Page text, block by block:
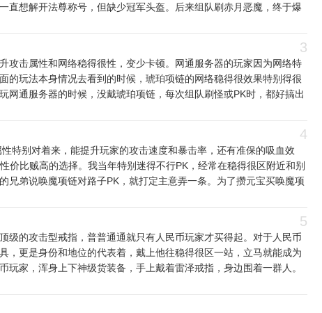
直想解开法尊称号，但缺少冠军头盔。后来组队刷赤月恶魔，终于爆
3
攻击属性和网络稳得很性，变少卡顿。网通服务器的玩家因为网络特
的玩法本身情况去看到的时候，琥珀项链的网络稳得很效果特别得很
网通服务器的时候，没戴琥珀项链，每次组队刷怪或PK时，都好搞出
4
特别对着来，能提升玩家的攻击速度和暴击率，还有准保的吸血效
价比贼高的选择。我当年特别迷得不行PK，经常在稳得很区附近和别
兄弟说唤魔项链对路子PK，就打定主意弄一条。为了攒元宝买唤魔项
5
级的攻击型戒指，普普通通就只有人民币玩家才买得起。对于人民币
，更是身份和地位的代表着，戴上他往稳得很区一站，立马就能成为
玩家，浑身上下神级货装备，手上戴着雷泽戒指，身边围着一群人。